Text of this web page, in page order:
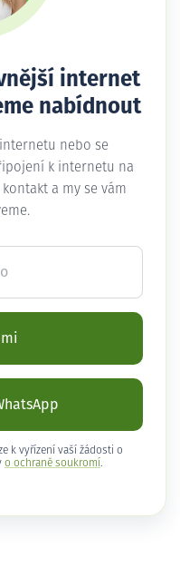
internet
nabídnout
nebo se
k internetu na
a my se vám
k vyřízení vaší žádosti o
o ochraně soukromí .